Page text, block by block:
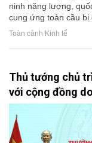
ninh năng lượng,
cung ứng toàn cầu bị
Toàn cảnh Kinh tế
Thủ tướng chủ
với cộng đồng